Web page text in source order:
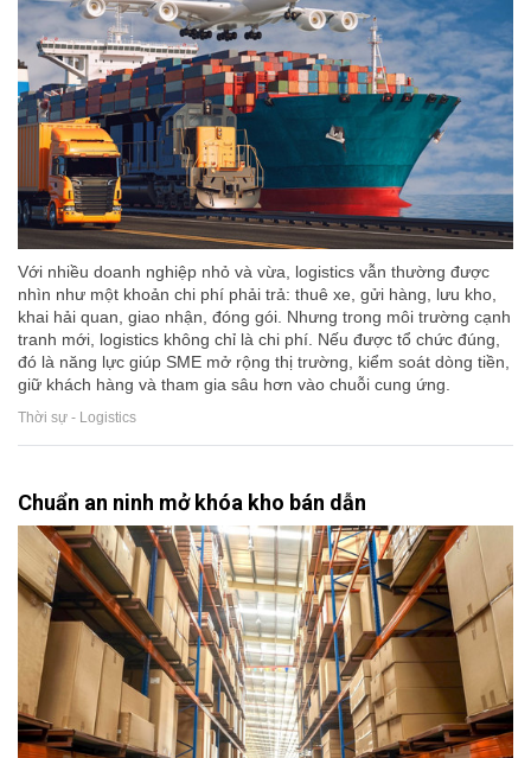
Với nhiều doanh nghiệp nhỏ và vừa, logistics vẫn thường được
nhìn như một khoản chi phí phải trả: thuê xe, gửi hàng, lưu kho,
khai hải quan, giao nhận, đóng gói. Nhưng trong môi trường cạnh
tranh mới, logistics không chỉ là chi phí. Nếu được tổ chức đúng,
đó là năng lực giúp SME mở rộng thị trường, kiểm soát dòng tiền,
giữ khách hàng và tham gia sâu hơn vào chuỗi cung ứng.
Thời sự - Logistics
Chuẩn an ninh mở khóa kho bán dẫn